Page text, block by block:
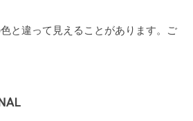
と違って見えることがあります。ご